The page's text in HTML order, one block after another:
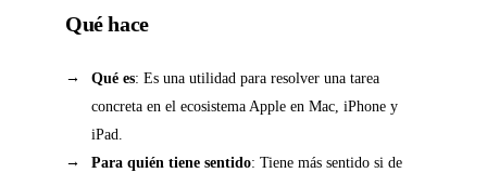
Qué hace
Qué es: Es una utilidad para resolver una tarea
concreta en el ecosistema Apple en Mac, iPhone y
iPad.
Para quién tiene sentido: Tiene más sentido si de